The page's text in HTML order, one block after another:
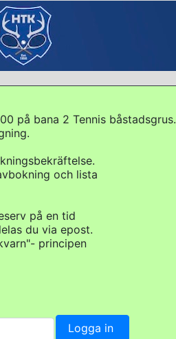
på bana 2 Tennis båstadsgrus.
och lista
på en tid
du via epost.
principen